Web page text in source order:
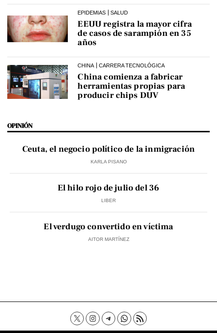
EPIDEMIAS SALUD
EEUU registra la mayor cifra
de casos de sarampión en 35
años
CHINA CARRERA TECNOLÓGICA
China comienza a fabricar
herramientas propias para
producir chips DUV
OPINIÓN
Ceuta, el negocio político de la inmigración
KARLA PISANO
El hilo rojo de julio del 36
LIBER
El verdugo convertido en víctima
AITOR MARTÍNEZ